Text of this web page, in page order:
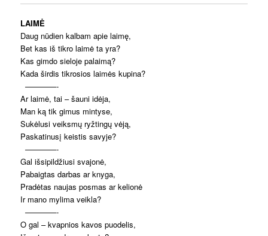
LAIMĖ
Daug nūdien kalbam apie laimę,
Bet kas iš tikro laimė ta yra?
Kas gimdo sieloje palaimą?
Kada širdis tikrosios laimės kupina?
————-
Ar laimė, tai – šauni idėja,
Man ką tik gimus mintyse,
Sukėlusi veiksmų ryžtingų vėją,
Paskatinusį keistis savyje?
————-
Gal išsipildžiusi svajonė,
Pabaigtas darbas ar knyga,
Pradėtas naujas posmas ar kelionė
Ir mano mylima veikla?
————-
O gal – kvapnios kavos puodelis,